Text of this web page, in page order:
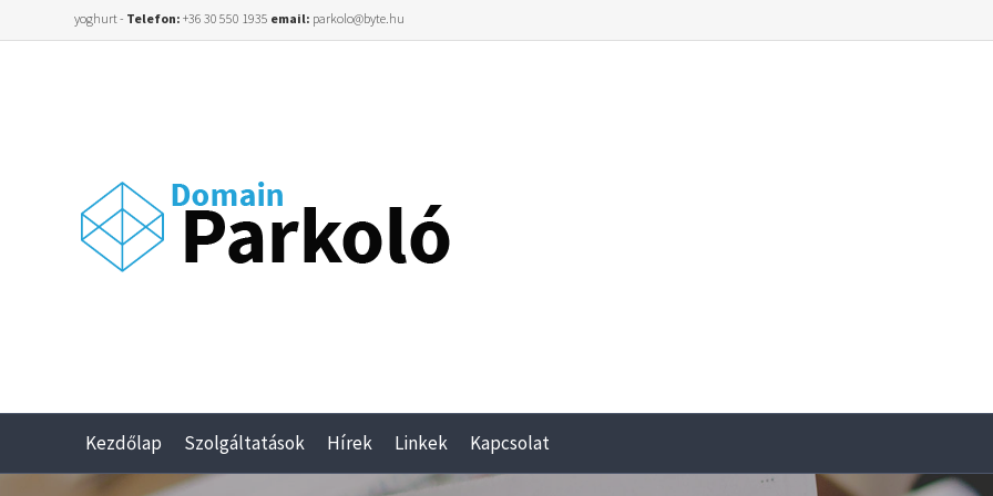
yoghurt - Telefon: +36 30 550 1935 email: parkolo@byte.hu
Kezdőlap Szolgáltatások Hírek Linkek Kapcsolat